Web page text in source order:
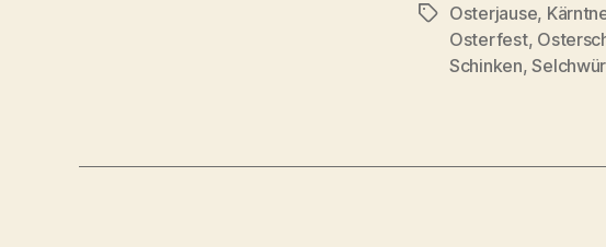
Schlagwörter
Osterjause,
Osterfest,
Schinken,